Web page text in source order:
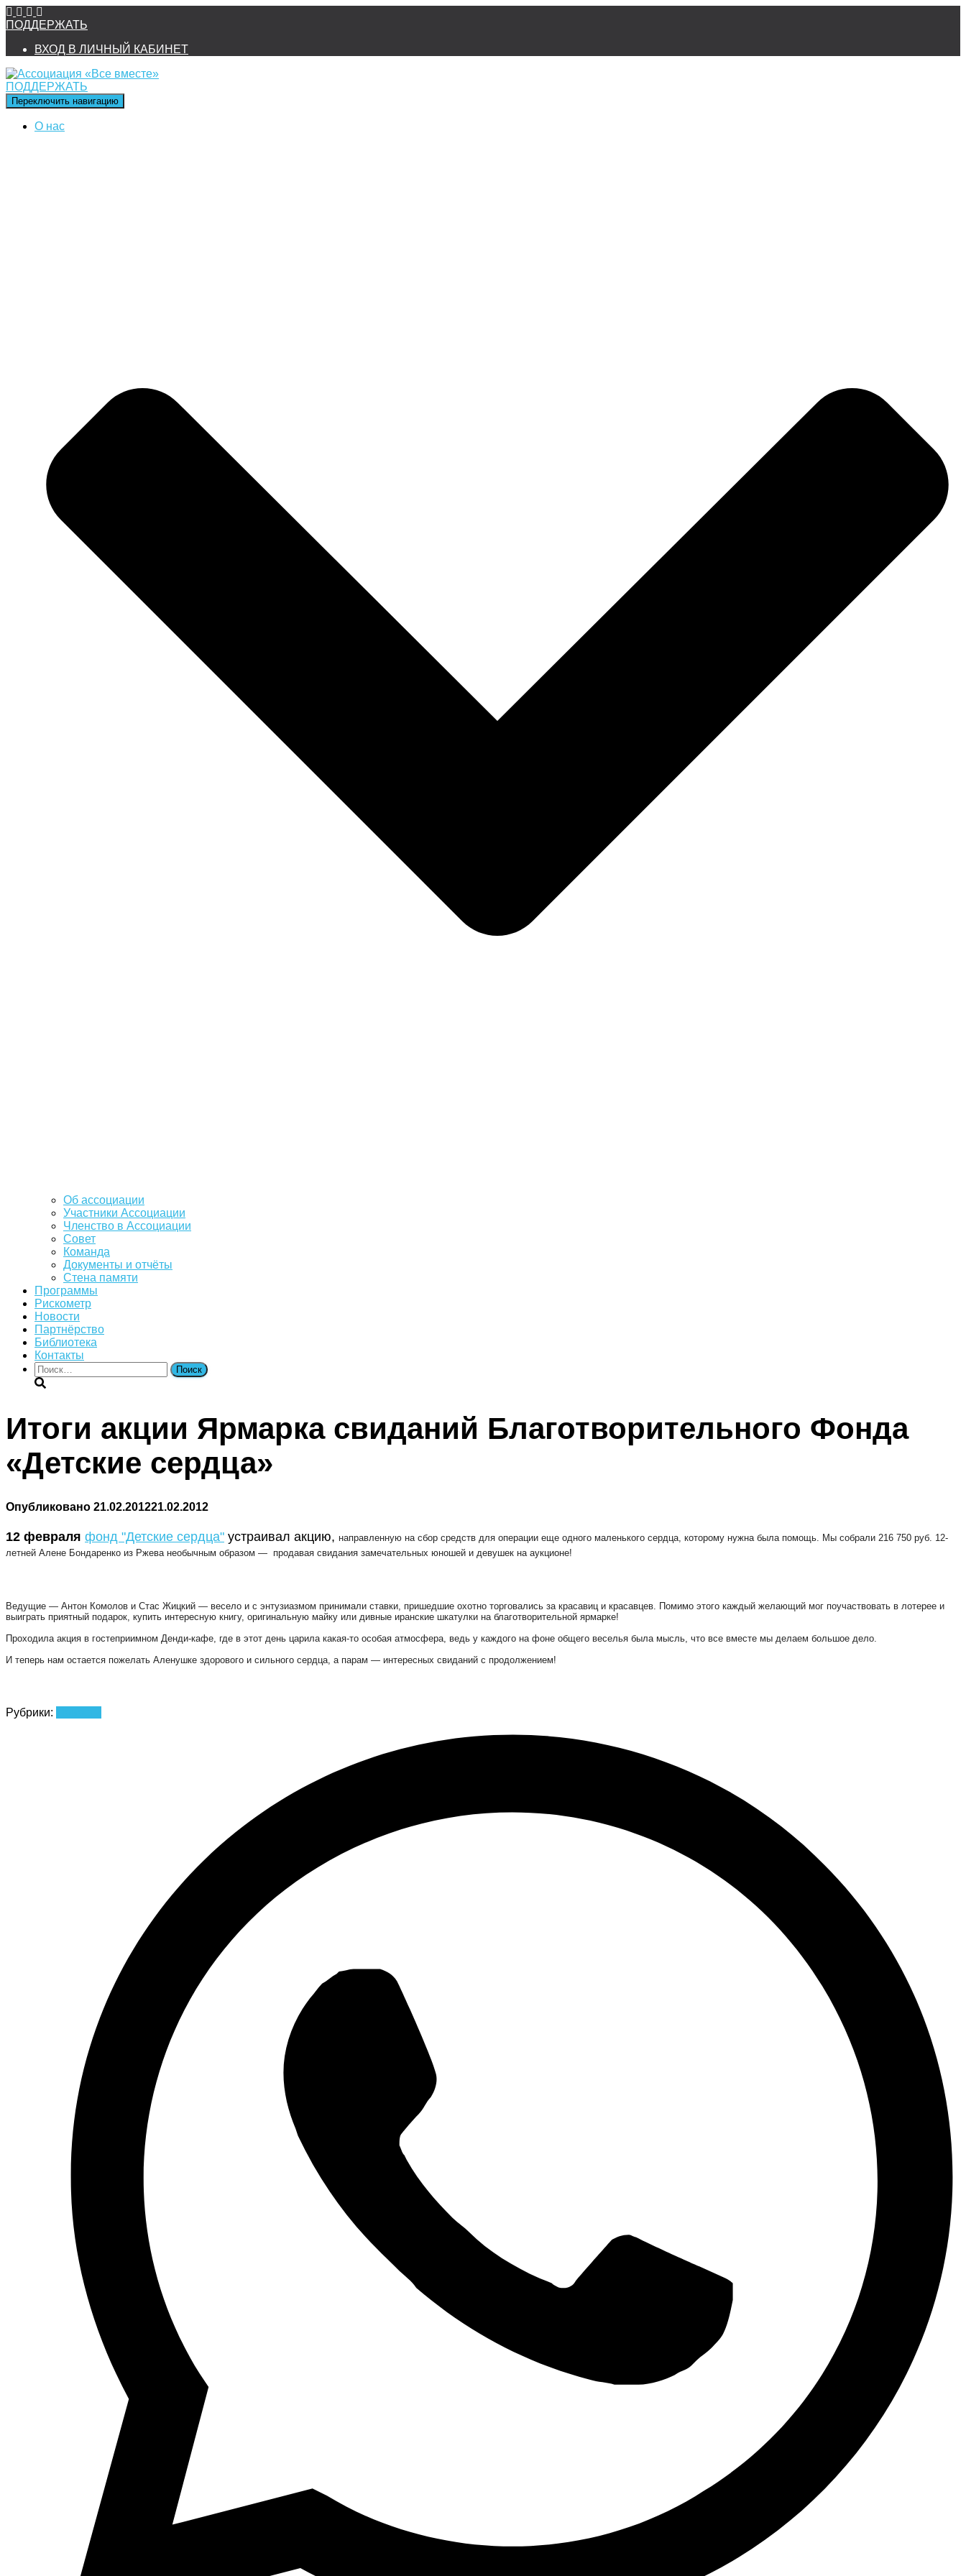
ПОДДЕРЖАТЬ
ВХОД В ЛИЧНЫЙ КАБИНЕТ
ПОДДЕРЖАТЬ
Переключить навигацию
О нас
Об ассоциации
Участники Ассоциации
Членство в Ассоциации
Совет
Команда
Документы и отчёты
Стена памяти
Программы
Рискометр
Новости
Партнёрство
Библиотека
Контакты
Найти:
Итоги акции Ярмарка свиданий Благотворительного Фонда
«Детские сердца»
Опубликовано 21.02.201221.02.2012
12 февраля фонд "Детские сердца" устраивал акцию, направленную на сбор средств для операции еще одного маленького сердца, которому нужна была помощь. Мы собрали 216 750 руб. 12-
летней Алене Бондаренко из Ржева необычным образом — продавая свидания замечательных юношей и девушек на аукционе!
Ведущие — Антон Комолов и Стас Жицкий — весело и с энтузиазмом принимали ставки, пришедшие охотно торговались за красавиц и красавцев. Помимо этого каждый желающий мог поучаствовать в лотерее и
выиграть приятный подарок, купить интересную книгу, оригинальную майку или дивные иранские шкатулки на благотворительной ярмарке!
Проходила акция в гостеприимном Денди-кафе, где в этот день царила какая-то особая атмосфера, ведь у каждого на фоне общего веселья была мысль, что все вместе мы делаем большое дело.
И теперь нам остается пожелать Аленушке здорового и сильного сердца, а парам — интересных свиданий с продолжением!
Рубрики: